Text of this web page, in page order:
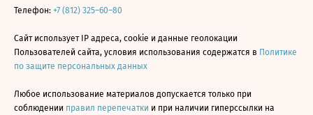
Телефон: +7 (812) 325–60–80
Сайт использует IP адреса, cookie и данные геолокации
Пользователей сайта, условия использования содержатся в Политике
по защите персональных данных
Любое использование материалов допускается только при
соблюдении правил перепечатки и при наличии гиперссылки на